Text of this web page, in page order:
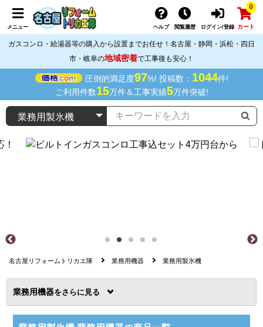
メニュー ヘルプ 閲覧履歴 ログイン/登録
0
カート
ガスコンロ・給湯器等の購入から設置までお任せ！名古屋・静岡・浜松・四日
市・岐阜の地域密着で工事後も安心！
圧倒的満足度97%! 投稿数： 1044件!
ご利用件数15万件＆工事実績5万件突破!
名古屋リフォームトリカエ隊 業務用機器 業務用製氷機
業務用機器を